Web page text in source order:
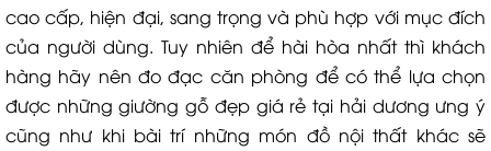
cao cấp, hiện đại, sang trọng và phù hợp với mục đích
của người dùng. Tuy nhiên để hài hòa nhất thì khách
hàng hãy nên đo đạc căn phòng để có thể lựa chọn
được những giường gỗ đẹp giá rẻ tại hải dương ưng ý
cũng như khi bài trí những món đồ nội thất khác sẽ